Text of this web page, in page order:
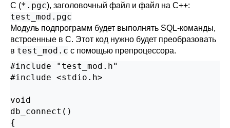
C (*.pgc), заголовочный файл и файл на C++:
test_mod.pgc
Модуль подпрограмм будет выполнять SQL-команды,
встроенные в C. Этот код нужно будет преобразовать
в test_mod.c с помощью препроцессора.
#include "test_mod.h"
#include <stdio.h>
void
db_connect()
{